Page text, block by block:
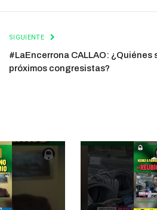
SIGUIENTE
#LaEncerrona CALLAO: ¿Quiénes
próximos congresistas?